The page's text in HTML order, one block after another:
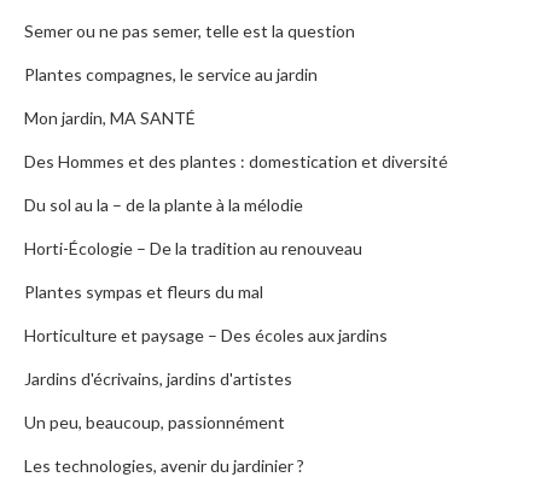
Semer ou ne pas semer, telle est la question
Plantes compagnes, le service au jardin
Mon jardin, MA SANTÉ
Des Hommes et des plantes : domestication et diversité
Du sol au la – de la plante à la mélodie
Horti-Écologie – De la tradition au renouveau
Plantes sympas et fleurs du mal
Horticulture et paysage – Des écoles aux jardins
Jardins d'écrivains, jardins d'artistes
Un peu, beaucoup, passionnément
Les technologies, avenir du jardinier ?